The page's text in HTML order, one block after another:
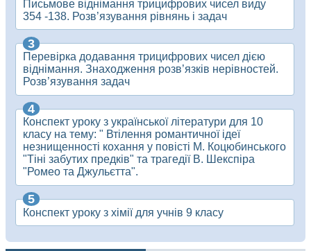
Письмове віднімання трицифрових чисел виду
354 -138. Розв’язування рівнянь і задач
Перевірка додавання трицифрових чисел дією
віднімання. Знаходження розв’язків нерівностей.
Розв’язування задач
Конспект уроку з української літератури для 10
класу на тему: " Втілення романтичної ідеї
незнищенності кохання у повісті М. Коцюбинського
"Тіні забутих предків" та трагедії В. Шекспіра
"Ромео та Джульєтта".
Конспект уроку з хімії для учнів 9 класу